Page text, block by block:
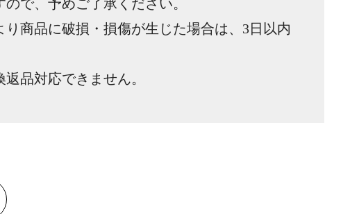
で、予めご了承ください。
商品に破損・損傷が生じた場合は、3日以内
品対応できません。